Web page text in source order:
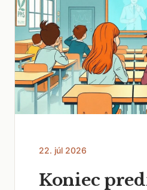
22. júl 2026
Koniec